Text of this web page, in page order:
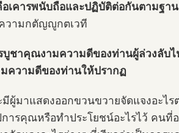
เคารพนับถือและปฏิบัติต่อกันตามฐา
วามกตัญญูกตเวที
บูชาคุณงามความดีของท่านผู้ล่วงลับ
ความดีของท่านให้ปรากฏ
ผู้มาแสดงออกขวนขวายจัดแจงอะไร
รคุณหรือทำประโยชน์อะไรไว้ คนที่